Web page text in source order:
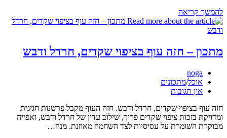
להמשך קריאהמתכון
–
מלא
עם
ושומשום
מתכון – חזה עוף בציפוי שקדים, חרדל ודבש
מחבר:
noga
קטגוריה:
אוכל/מתכונים
תגובות:
אין תגובות
חזה עוף בציפוי שקדים, חרדל ודבש. חזה העוף מקבל פרשנות חגיגית
ומדויקת בזכות ציפוי שקדים פריך, שילוב עדין של חרדל ודבש, ואפייה
מבוקרת השומרת על עסיסיות לצד השחמה מאוזנת. מנה…